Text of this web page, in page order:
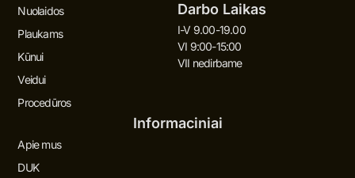
Nuolaidos
Plaukams
Kūnui
Veidui
Procedūros
Darbo Laikas
I-V 9.00-19.00
VI 9:00-15:00
VII nedirbame
Informaciniai
Apie mus
DUK